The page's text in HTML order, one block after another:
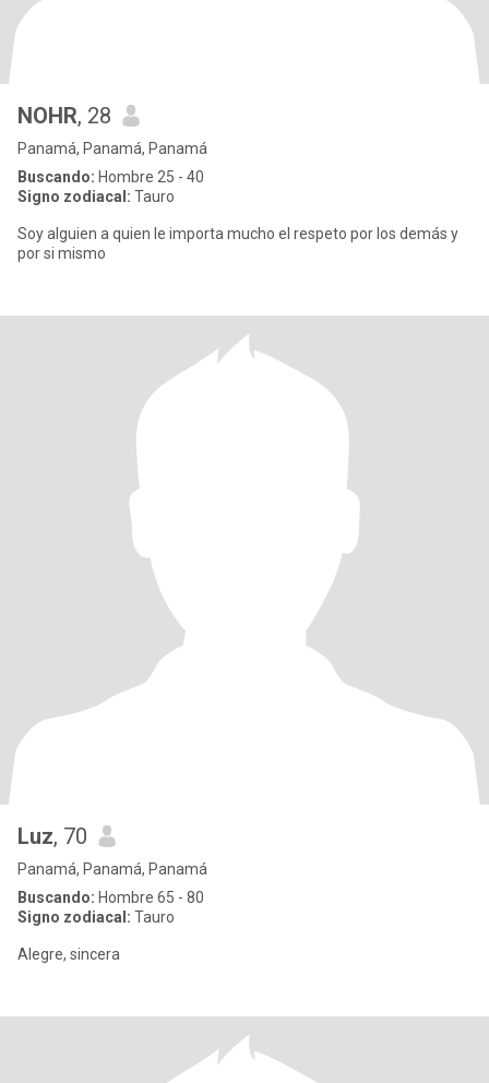
NOHR, 28
Panamá, Panamá, Panamá
Buscando: Hombre 25 - 40
Signo zodiacal: Tauro
Soy alguien a quien le importa mucho el respeto por los demás y
por si mismo
Luz, 70
Panamá, Panamá, Panamá
Buscando: Hombre 65 - 80
Signo zodiacal: Tauro
Alegre, sincera